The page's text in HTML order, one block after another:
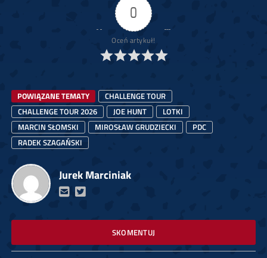
0
Oceń artykuł!
POWIĄZANE TEMATY
CHALLENGE TOUR
CHALLENGE TOUR 2026
JOE HUNT
LOTKI
MARCIN SŁOMSKI
MIROSŁAW GRUDZIECKI
PDC
RADEK SZAGAŃSKI
Jurek Marciniak
SKOMENTUJ